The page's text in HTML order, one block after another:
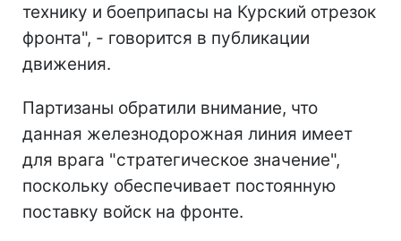
технику и боеприпасы на Курский отрезок
фронта", - говорится в публикации
движения.
Партизаны обратили внимание, что
данная железнодорожная линия имеет
для врага "стратегическое значение",
поскольку обеспечивает постоянную
поставку войск на фронте.